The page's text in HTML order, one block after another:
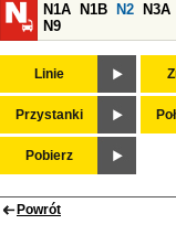
N1A
N1B N2 N3A
N9
Linie
Przystanki
Pobierz
Powrót